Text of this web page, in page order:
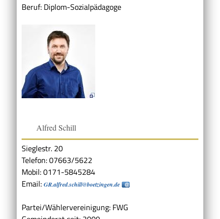
Beruf: Diplom-Sozialpädagoge
Alfred Schill
Sieglestr. 20
Telefon: 07663/5622
Mobil: 0171-5845284
Email: GR.alfred.schill@boetzingen.de
Partei/Wählervereinigung: FWG